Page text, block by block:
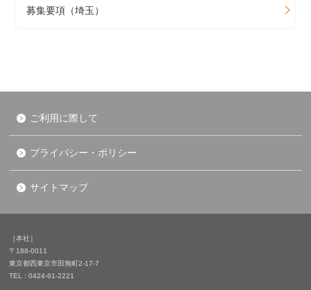
募集要項（埼玉）
ご利用に際して
プライバシー・ポリシー
サイトマップ
［本社］
〒188-0011
東京都西東京市田無町2-17-7
TEL : 0424-61-2221